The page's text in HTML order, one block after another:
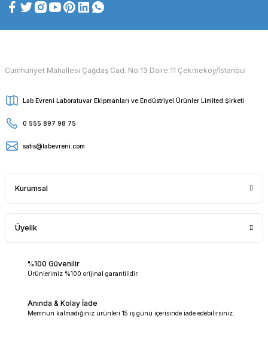
Cumhuriyet Mahallesi Çağdaş Cad. No:13 Daire:11 Çekmeköy/İstanbul
Lab Evreni Laboratuvar Ekipmanları ve Endüstriyel Ürünler Limited Şirketi
0 555 897 98 75
satis@labevreni.com
Kurumsal
Üyelik
%100 Güvenilir
Ürünlerimiz %100 orijinal garantilidir.
Anında & Kolay İade
Memnun kalmadığınız ürünleri 15 iş günü içerisinde iade edebilirsiniz.